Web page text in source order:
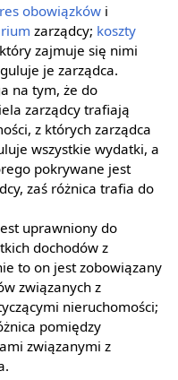
obowiązków i
zarządcy; koszty
zajmuje się nimi
je zarządca.
na tym, że do
zarządcy trafiają
z których zarządca
wszystkie wydatki, a
pokrywane jest
zaś różnica trafia do
uprawniony do
dochodów z
to on jest zobowiązany
związanych z
nieruchomości;
pomiędzy
związanymi z